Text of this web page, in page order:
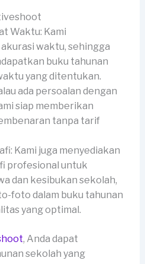
Waktu: Kami
waktu, sehingga
buku tahunan
yang ditentukan.
ada persoalan dengan
siap memberikan
tanpa tarif
Kami juga menyediakan
profesional untuk
dan kesibukan sekolah,
foto dalam buku tahunan
yang optimal.
, Anda dapat
sekolah yang